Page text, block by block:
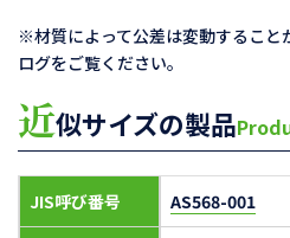
※材質によって公差は変動すること
ログをご覧ください。
近似サイズの製品
JIS呼び番号 AS568-001